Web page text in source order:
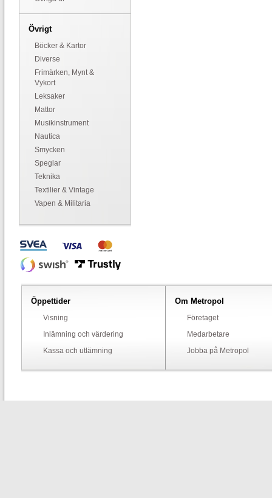
Övrigt
Böcker & Kartor
Diverse
Frimärken, Mynt &
Vykort
Leksaker
Mattor
Musikinstrument
Nautica
Smycken
Speglar
Teknika
Textilier & Vintage
Vapen & Militaria
Öppettider
Visning
Inlämning och värdering
Kassa och utlämning
Om Metropol
Företaget
Medarbetare
Jobba på Metropol